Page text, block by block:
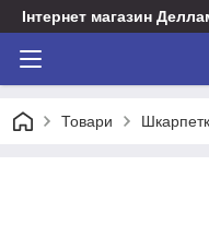
Інтернет магазин
Товари